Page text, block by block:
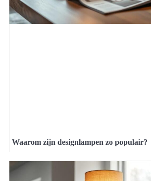
Waarom zijn designlampen zo populair?